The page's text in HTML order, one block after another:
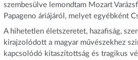
szembesülve lemondtam Mozart
Papageno áriájáról, melyet egyébként
A hihetetlen életszeretet, hazafiság,
kirajzolódott a magyar művészekhez
kapcsolódó kitaszítottság és tragikus